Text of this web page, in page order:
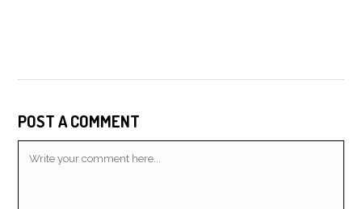
POST A COMMENT